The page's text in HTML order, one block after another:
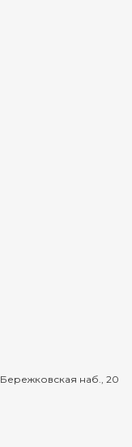
Бережковская наб., 20